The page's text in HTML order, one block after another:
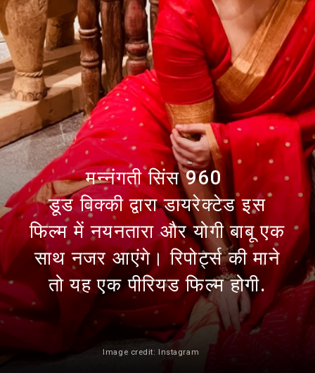
Image credit: Instagram
मन्नंगती सिंस 960
डूड विक्की द्वारा डायरेक्टेड इस
फिल्म में नयनतारा और योगी बाबू एक
साथ नजर आएंगे। रिपोर्ट्स की माने
तो यह एक पीरियड फिल्म होगी.